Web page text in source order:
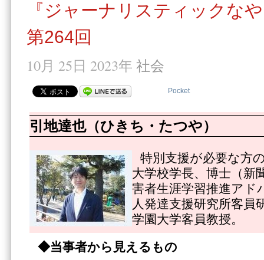
『ジャーナリスティックな
第264回
10月 25日 2023年 社会
Pocket
引地達也（ひきち・たつや）
特別支援が必要な方
大学校学長、博士（新
害者生涯学習推進アド
人発達支援研究所客員
学園大学客員教授。
◆当事者から見えるもの